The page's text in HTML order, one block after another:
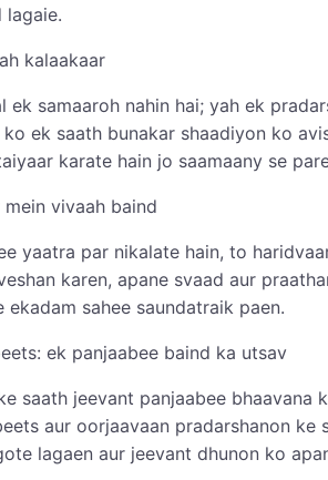
lagaie.
kalaakaar
ek samaaroh nahin hai; yah ek
ek saath bunakar shaadiyon ko
karate hain jo saamaany se
vivaah baind
yaatra par nikalate hain, to
karen, apane svaad aur
sahee saundatraik paen.
ek panjaabee baind ka utsav
saath jeevant panjaabee
aur oorjaavaan pradarshanon
lagaen aur jeevant dhunon ko